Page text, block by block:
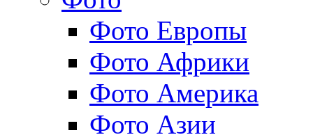
Фото Европы
Фото Африки
Фото Америка
Фото Азии